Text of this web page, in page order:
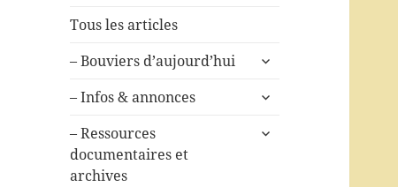
Tous les articles
– Bouviers d’aujourd’hui
ouvrir
sous-
– Infos & annonces
ouvrir
sous-
– Ressources
documentaires et
archives
ouvrir